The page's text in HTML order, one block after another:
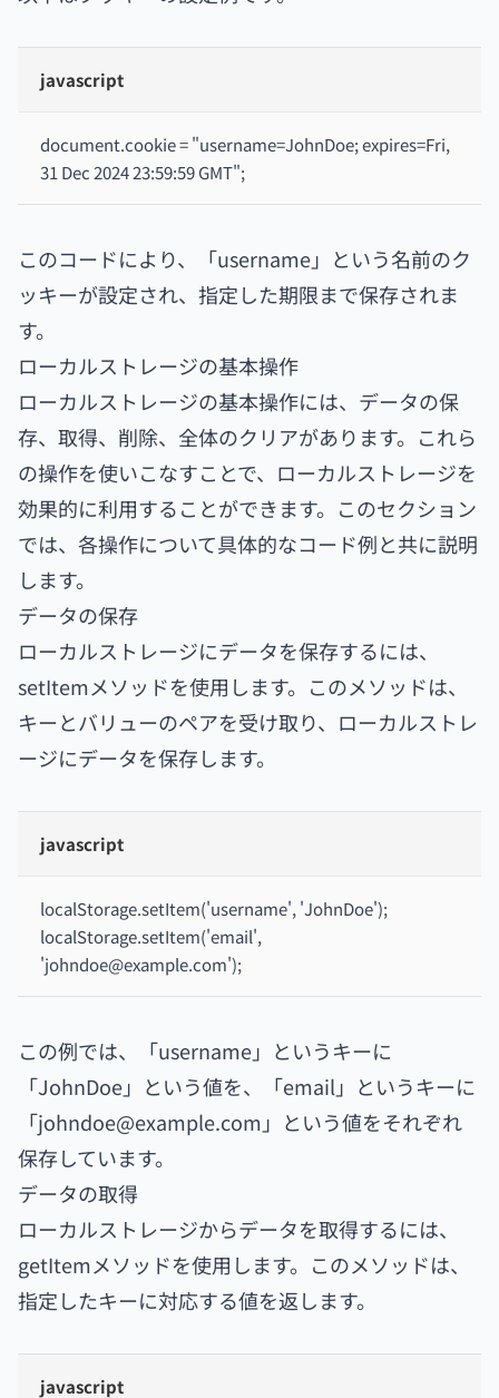
javascript
document.cookie = "username=JohnDoe; expires=Fri,
31 Dec 2024 23:59:59 GMT";
このコードにより、「username」という名前のク
ッキーが設定され、指定した期限まで保存されま
す。
ローカルストレージの基本操作
ローカルストレージの基本操作には、データの保
存、取得、削除、全体のクリアがあります。これら
の操作を使いこなすことで、ローカルストレージを
効果的に利用することができます。このセクション
では、各操作について具体的なコード例と共に説明
します。
データの保存
ローカルストレージにデータを保存するには、
setItemメソッドを使用します。このメソッドは、
キーとバリューのペアを受け取り、ローカルストレ
ージにデータを保存します。
javascript
localStorage.setItem('username', 'JohnDoe');
localStorage.setItem('email',
'johndoe@example.com');
この例では、「username」というキーに
「JohnDoe」という値を、「email」というキーに
「johndoe@example.com」という値をそれぞれ
保存しています。
データの取得
ローカルストレージからデータを取得するには、
getItemメソッドを使用します。このメソッドは、
指定したキーに対応する値を返します。
javascript